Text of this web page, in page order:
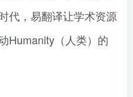
代，易翻译让学术资源
Humanity（人类）的